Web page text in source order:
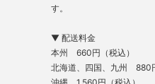
す。
▼ 配送料金
本州 660円（税込）
北海道、四国、九州 880